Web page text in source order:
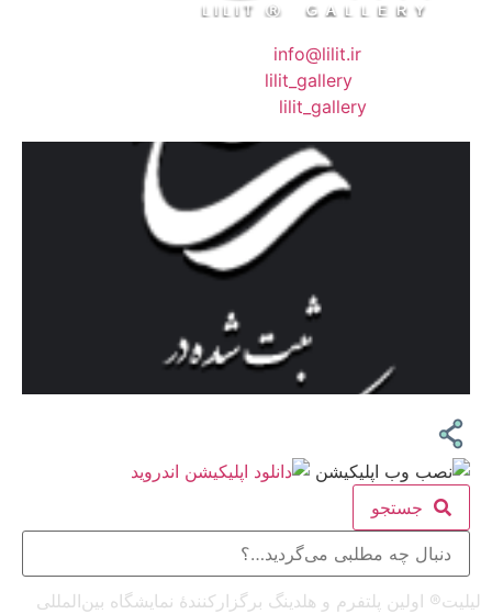
info@lilit.ir
lilit_gallery
lilit_gallery
جستجو
لیلیت® اولین پلتفرم و هلدینگ برگزارکنندهٔ نمایشگاه بین‌المللی